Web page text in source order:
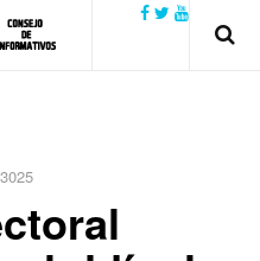
#0445b9
color: #eaeaea; padding: